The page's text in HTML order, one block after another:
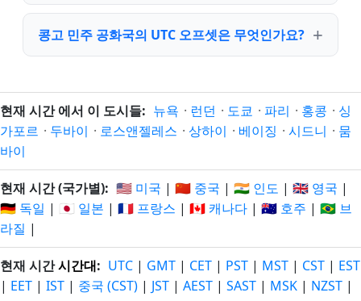
콩고 민주 공화국의 UTC 오프셋은 무엇인가요?
현재 시간 에서 이 도시들: 뉴욕 · 런던 · 도쿄 · 파리 · 홍콩 · 싱
가포르 · 두바이 · 로스앤젤레스 · 상하이 · 베이징 · 시드니 · 뭄
바이
현재 시간 (국가별): 🇺🇸 미국 | 🇨🇳 중국 | 🇮🇳 인도 | 🇬🇧 영국 |
🇩🇪 독일 | 🇯🇵 일본 | 🇫🇷 프랑스 | 🇨🇦 캐나다 | 🇦🇺 호주 | 🇧🇷 브
라질 |
현재 시간시간대: UTC | GMT | CET | PST | MST | CST | EST
| EET | IST | 중국 (CST) | JST | AEST | SAST | MSK | NZST |